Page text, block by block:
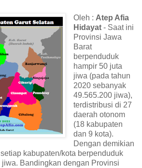
Oleh : Atep Afia
Hidayat - Saat ini
Provinsi Jawa
Barat
berpenduduk
hampir 50 juta
jiwa (pada tahun
2020 sebanyak
49.565.200 jiwa),
terdistribusi di 27
daerah otonom
(18 kabupaten
dan 9 kota).
Dengan demikian
kabupaten/kota berpenduduk
Bandingkan dengan Provinsi